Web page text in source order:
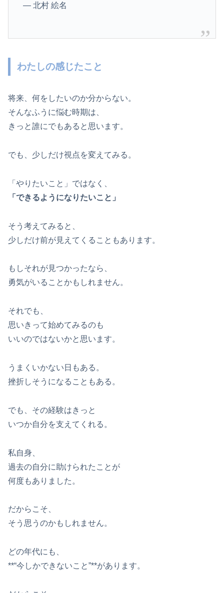
— 北村 絵名
わたしの感じたこと
将来、何をしたいのか分からない。
そんなふうに悩む時期は、
きっと誰にでもあると思います。
でも、少しだけ視点を変えてみる。
「やりたいこと」ではなく、
「できるようになりたいこと」
そう考えてみると、
少しだけ前が見えてくることもあります。
もしそれが見つかったなら、
勇気がいることかもしれません。
それでも、
思いきって始めてみるのも
いいのではないかと思います。
うまくいかない日もある。
挫折しそうになることもある。
でも、その経験はきっと
いつか自分を支えてくれる。
私自身、
過去の自分に助けられたことが
何度もありました。
だからこそ、
そう思うのかもしれません。
どの年代にも、
**“今しかできないこと”**があります。